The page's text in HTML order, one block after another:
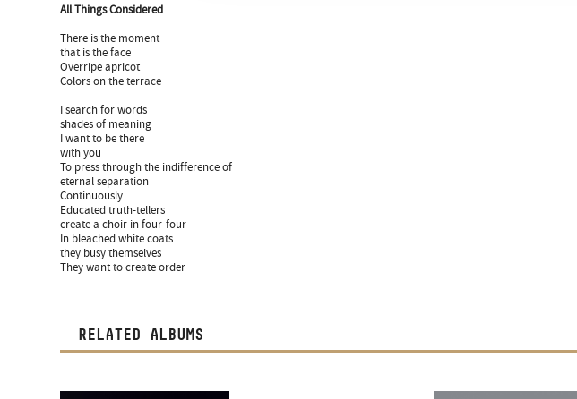
All Things Considered
There is the moment
that is the face
Overripe apricot
Colors on the terrace
I search for words
shades of meaning
I want to be there
with you
To press through the indifference of
eternal separation
Continuously
Educated truth-tellers
create a choir in four-four
In bleached white coats
they busy themselves
They want to create order
RELATED ALBUMS